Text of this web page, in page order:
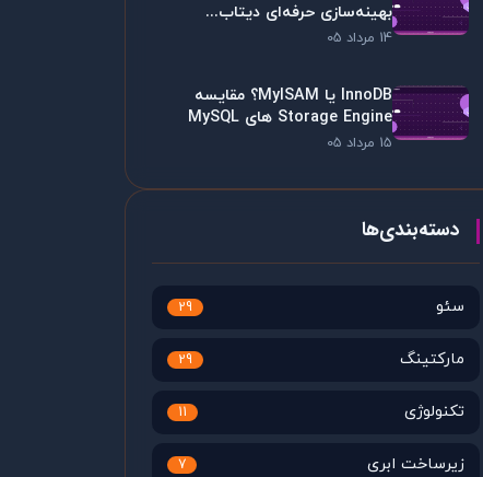
بهینه‌سازی حرفه‌ای دیتاب...
14 مرداد 05
InnoDB یا MyISAM؟ مقایسه
Storage Engine های MySQL
15 مرداد 05
دسته‌بندی‌ها
سئو 29
مارکتینگ 29
تکنولوژی 11
زیرساخت ابری 7